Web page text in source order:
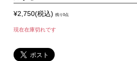
¥2,750(税込) 残り0点
現在在庫切れです